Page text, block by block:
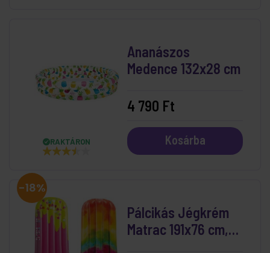
RAKTÁRON
Ananászos
Medence 132x28 cm
4 790 Ft
Kosárba
-18%
Pálcikás Jégkrém
Matrac 191x76 cm,